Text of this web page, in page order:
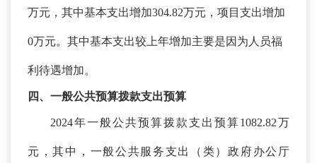
万元，其中基本支出增加304.82万元，项目支出增加
0万元。其中基本支出较上年增加主要是因为 人员福
利待遇增加。
四、一般公共预算拨款支出预算
2024年一般公共预算拨款支出预算1082.82万
元，其中， 一般公共服务支出（类）政府办公厅